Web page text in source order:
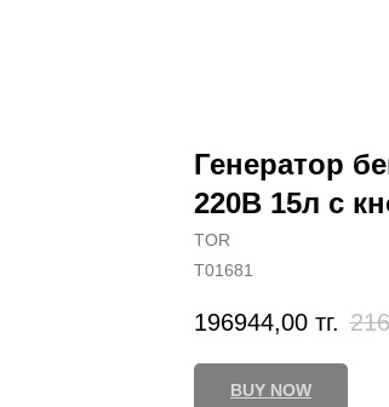
Генератор
220В 15л с
TOR
T01681
196944,00 тг.
BUY NOW